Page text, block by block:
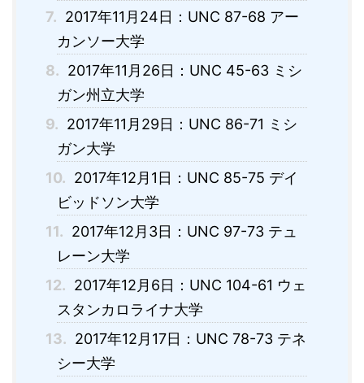
7. 2017年11月24日：UNC 87-68 アー
カンソー大学
8. 2017年11月26日：UNC 45-63 ミシ
ガン州立大学
9. 2017年11月29日：UNC 86-71 ミシ
ガン大学
10. 2017年12月1日：UNC 85-75 デイ
ビッドソン大学
11. 2017年12月3日：UNC 97-73 テュ
レーン大学
12. 2017年12月6日：UNC 104-61 ウェ
スタンカロライナ大学
13. 2017年12月17日：UNC 78-73 テネ
シー大学